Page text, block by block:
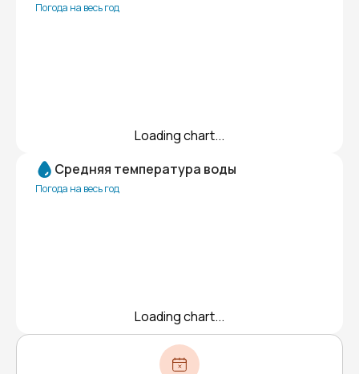
Погода на весь год
Loading chart...
Средняя температура воды
Погода на весь год
Loading chart...